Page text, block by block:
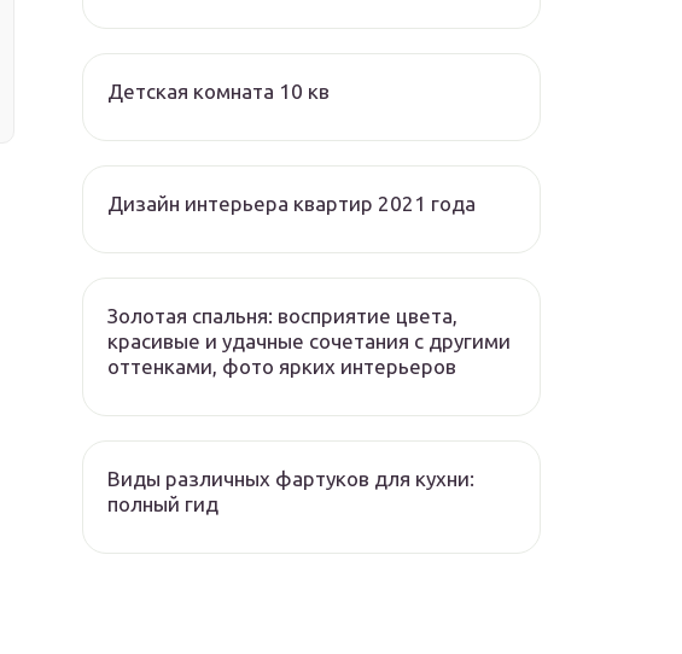
Детская комната 10 кв
Дизайн интерьера квартир 2021 года
Золотая спальня: восприятие цвета,
красивые и удачные сочетания с другими
оттенками, фото ярких интерьеров
Виды различных фартуков для кухни:
полный гид